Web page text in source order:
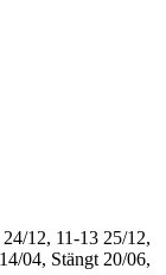
24/12, 11-13 25/12,
14/04, Stängt 20/06,